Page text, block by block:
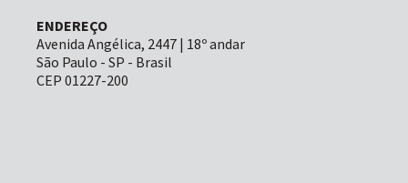
ENDEREÇO
Avenida Angélica, 2447 | 18º andar
São Paulo - SP - Brasil
CEP 01227-200